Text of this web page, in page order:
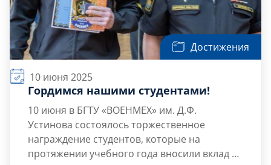
Достижения
10 июня 2025
Гордимся нашими студентами!
10 июня в БГТУ «ВОЕНМЕХ» им. Д.Ф.
Устинова состоялось торжественное
награждение студентов, которые на
протяжении учебного года вносили вклад в